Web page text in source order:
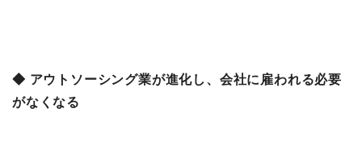
◆ アウトソーシング業が進化し、会社に雇われる必要
がなくなる